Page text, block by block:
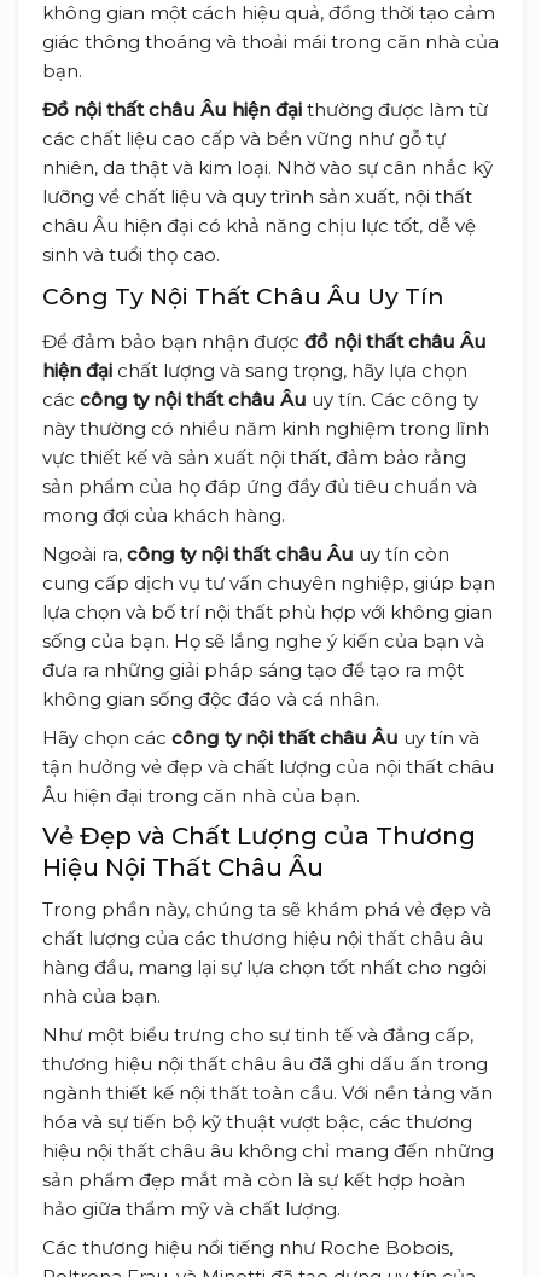
không gian một cách hiệu quả, đồng thời tạo cảm
giác thông thoáng và thoải mái trong căn nhà của
bạn.
Đồ nội thất châu Âu hiện đại thường được làm từ
các chất liệu cao cấp và bền vững như gỗ tự
nhiên, da thật và kim loại. Nhờ vào sự cân nhắc kỹ
lưỡng về chất liệu và quy trình sản xuất, nội thất
châu Âu hiện đại có khả năng chịu lực tốt, dễ vệ
sinh và tuổi thọ cao.
Công Ty Nội Thất Châu Âu Uy Tín
Để đảm bảo bạn nhận được đồ nội thất châu Âu
hiện đại chất lượng và sang trọng, hãy lựa chọn
các công ty nội thất châu Âu uy tín. Các công ty
này thường có nhiều năm kinh nghiệm trong lĩnh
vực thiết kế và sản xuất nội thất, đảm bảo rằng
sản phẩm của họ đáp ứng đầy đủ tiêu chuẩn và
mong đợi của khách hàng.
Ngoài ra, công ty nội thất châu Âu uy tín còn
cung cấp dịch vụ tư vấn chuyên nghiệp, giúp bạn
lựa chọn và bố trí nội thất phù hợp với không gian
sống của bạn. Họ sẽ lắng nghe ý kiến của bạn và
đưa ra những giải pháp sáng tạo để tạo ra một
không gian sống độc đáo và cá nhân.
Hãy chọn các công ty nội thất châu Âu uy tín và
tận hưởng vẻ đẹp và chất lượng của nội thất châu
Âu hiện đại trong căn nhà của bạn.
Vẻ Đẹp và Chất Lượng của Thương
Hiệu Nội Thất Châu Âu
Trong phần này, chúng ta sẽ khám phá vẻ đẹp và
chất lượng của các thương hiệu nội thất châu âu
hàng đầu, mang lại sự lựa chọn tốt nhất cho ngôi
nhà của bạn.
Như một biểu trưng cho sự tinh tế và đẳng cấp,
thương hiệu nội thất châu âu đã ghi dấu ấn trong
ngành thiết kế nội thất toàn cầu. Với nền tảng văn
hóa và sự tiến bộ kỹ thuật vượt bậc, các thương
hiệu nội thất châu âu không chỉ mang đến những
sản phẩm đẹp mắt mà còn là sự kết hợp hoàn
hảo giữa thẩm mỹ và chất lượng.
Các thương hiệu nổi tiếng như Roche Bobois,